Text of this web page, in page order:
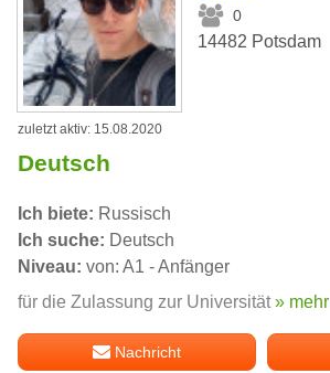
0
14482 Potsdam
zuletzt aktiv: 15.08.2020
Deutsch
Ich biete: Russisch
Ich suche: Deutsch
Niveau: von: A1 - Anfänger
für die Zulassung zur Universität» mehr
Nachricht